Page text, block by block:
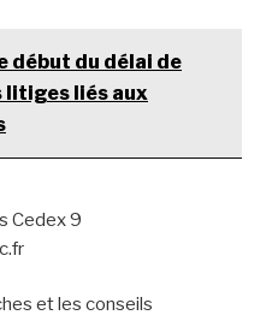
début du délai de
litiges liés aux
Cedex 9
et les conseils